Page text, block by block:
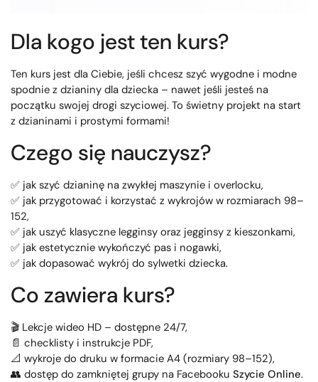
Dla kogo jest ten kurs?
Ten kurs jest dla Ciebie, jeśli chcesz szyć wygodne i modne
spodnie z dzianiny dla dziecka – nawet jeśli jesteś na
początku swojej drogi szyciowej. To świetny projekt na start
z dzianinami i prostymi formami!
Czego się nauczysz?
✅ jak szyć dzianinę na zwykłej maszynie i overlocku,
✅ jak przygotować i korzystać z wykrojów w rozmiarach 98–
152,
✅ jak uszyć klasyczne legginsy oraz jegginsy z kieszonkami,
✅ jak estetycznie wykończyć pas i nogawki,
✅ jak dopasować wykrój do sylwetki dziecka.
Co zawiera kurs?
🎬 Lekcje wideo HD – dostępne 24/7,
📄 checklisty i instrukcje PDF,
📐 wykroje do druku w formacie A4 (rozmiary 98–152),
👥 dostęp do zamkniętej grupy na Facebooku Szycie Online.